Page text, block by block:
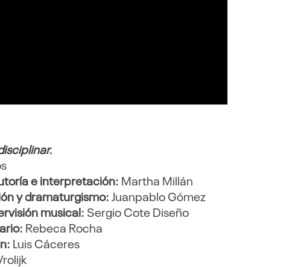
e interpretación: Martha Millán
y dramaturgismo: Juanpablo Gómez
musical: Sergio Cote Diseño
Rebeca Rocha
Luis Cáceres